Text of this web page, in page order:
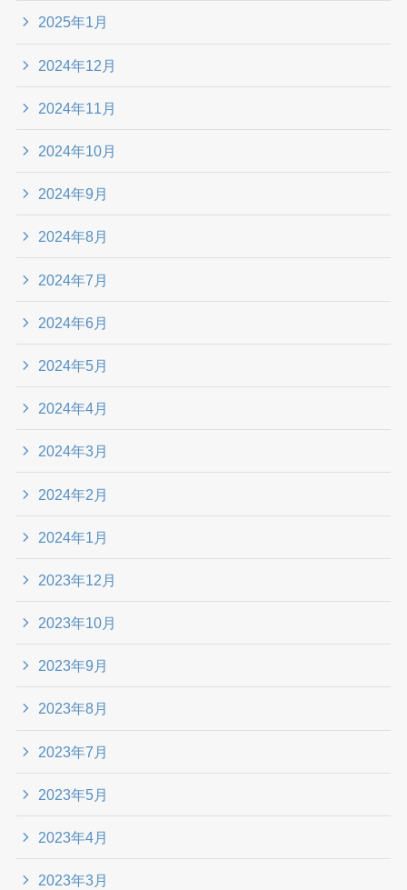
2025年1月
2024年12月
2024年11月
2024年10月
2024年9月
2024年8月
2024年7月
2024年6月
2024年5月
2024年4月
2024年3月
2024年2月
2024年1月
2023年12月
2023年10月
2023年9月
2023年8月
2023年7月
2023年5月
2023年4月
2023年3月